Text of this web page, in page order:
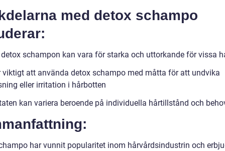
med detox schampo
schampon kan vara för starka och uttorkande för vissa
viktigt att använda detox schampo med måtta för att undvika
eller irritation i hårbotten
kan variera beroende på individuella hårtillstånd och
har vunnit popularitet inom hårvårdsindustrin och